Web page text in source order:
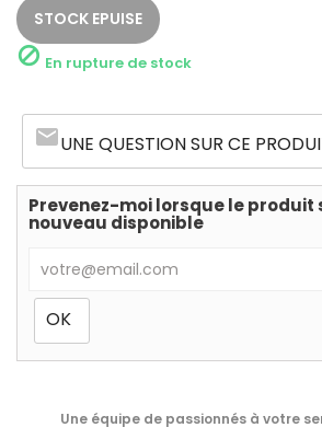
STOCK EPUISE
 En rupture de stock
emailUNE QUESTION SUR CE
Prevenez-moi lorsque le produit
nouveau disponible
Une équipe de passionnés à votre